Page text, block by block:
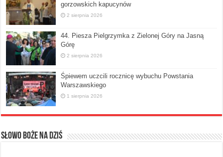
gorzowskich kapucynów
2 sierpnia 2026
44. Piesza Pielgrzymka z Zielonej Góry na Jasną
Górę
2 sierpnia 2026
Śpiewem uczcili rocznicę wybuchu Powstania
Warszawskiego
1 sierpnia 2026
Słowo Boże na dziś